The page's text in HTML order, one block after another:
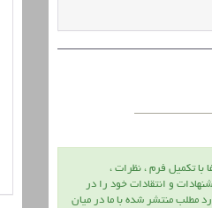
با تكميل فرم ، نظرات ،
و انتقادات خود را در
مطلب منتشر شده با ما در ميان